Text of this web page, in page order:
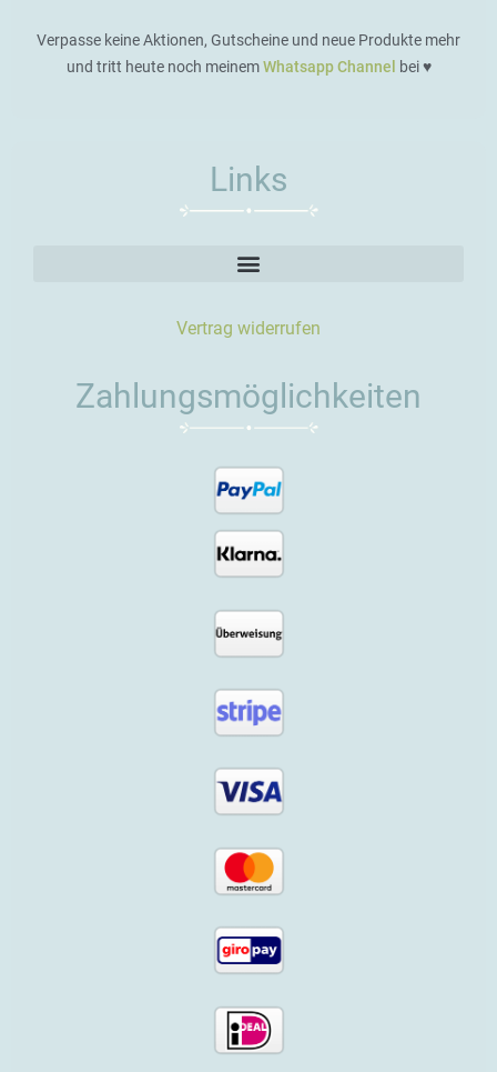
Verpasse keine Aktionen, Gutscheine und neue Produkte mehr
und tritt heute noch meinemWhatsapp Channel bei ♥️
Links
Vertrag widerrufen
Zahlungsmöglichkeiten